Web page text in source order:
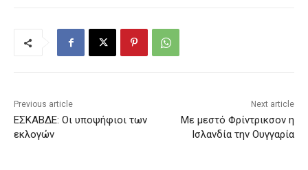
Previous article
ΕΣΚΑΒΔΕ: Οι υποψήφιοι των
εκλογών
Next article
Με μεστό Φρίντρικσον η
Ισλανδία την Ουγγαρία